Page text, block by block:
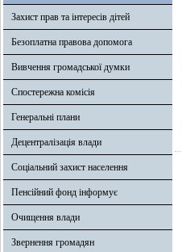
Захист прав та інтересів дітей
Безоплатна правова допомога
Вивчення громадської думки
Спостережна комісія
Генеральні плани
Децентралізація влади
Соціальний захист населення
Пенсійний фонд інформує
Очищення влади
Звернення громадян